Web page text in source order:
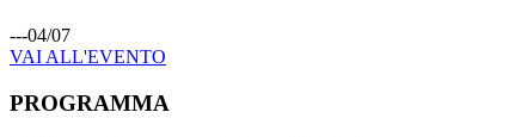
---04/07
VAI ALL'EVENTO
PROGRAMMA